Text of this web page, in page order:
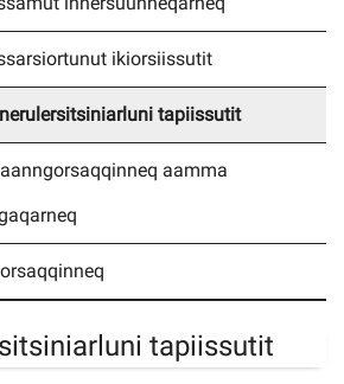
ikiorsiissutit
tapiissutit
aamma
tapiissutit